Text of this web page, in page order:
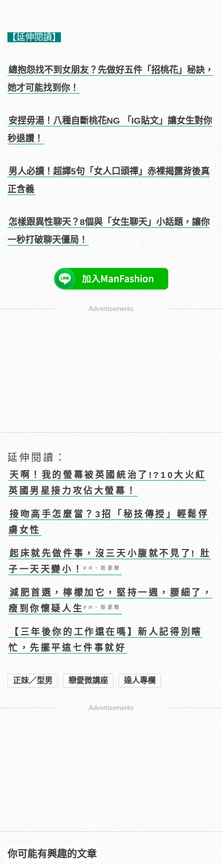
【延伸閱讀】
總抱怨找不到女朋友？先做好五件「招桃花」秘訣，
她才可能找到你！
安捏毋湯！八種自斷桃花NG 「IG貼文」讓女生對你
秒退讚！
男人必讀！超譯5句「女人口頭禪」赤裸揭露背後真
正含義
怎樣跟異性聊天？8個與「女生聊天」小話題，讓你
一秒打破聊天僵局！
Advertisements
延伸閱讀：
天啊！我的螢幕被英國統治了!?10大火紅
英國男星接力攻佔大螢幕！
接吻高手怎麼當？3招「秘技傳授」輕鬆俘
虜女性
起床就先做件事，沒三天小腹就不見了! 肚
子一天天變小！PR・新素簡
減肥首選，檸檬加它，堅持一週，腰細了，
瘦到你懷疑人生PR・新素簡
【三年後你的工作還在嗎】新人記得別瞎
忙，先擺平這七件事就好
正妹／型男 戀愛微講座 達人專欄
Advertisements
你可能有興趣的文章